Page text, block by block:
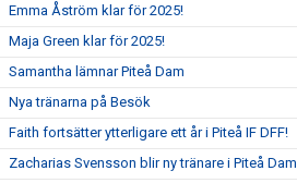
Emma Åström klar för 2025!
Maja Green klar för 2025!
Samantha lämnar Piteå Dam
Nya tränarna på Besök
Faith fortsätter ytterligare ett år i Piteå IF DFF!
Zacharias Svensson blir ny tränare i Piteå Dam